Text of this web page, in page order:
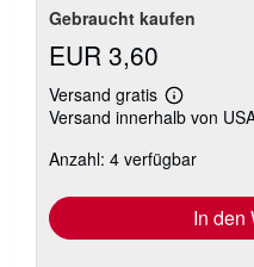
Gebraucht kaufen
EUR 3,60
Versand gratis
Weitere
Versand innerhalb von
Anzahl: 4 verfügbar
In den